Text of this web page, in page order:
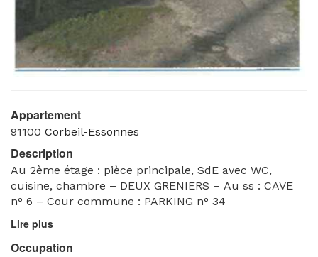
Appartement
91100 Corbeil-Essonnes
Description
Au 2ème étage : pièce principale, SdE avec WC,
cuisine, chambre – DEUX GRENIERS – Au ss : CAVE
n° 6 – Cour commune : PARKING n° 34
Occupation